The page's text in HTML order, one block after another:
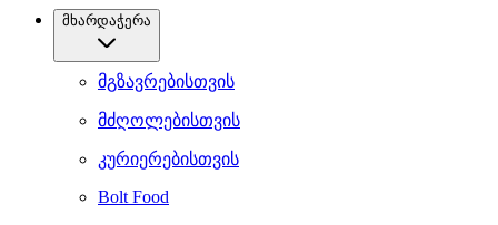
მხარდაჭერა
მგზავრებისთვის
მძღოლებისთვის
კურიერებისთვის
Bolt Food